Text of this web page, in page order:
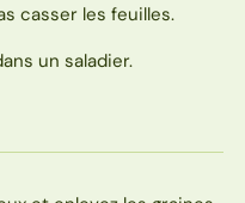
casser les feuilles.
un saladier.